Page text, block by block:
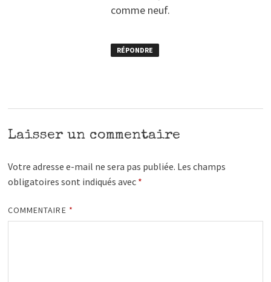
comme neuf.
RÉPONDRE
Laisser un commentaire
Votre adresse e-mail ne sera pas publiée. Les champs
obligatoires sont indiqués avec *
COMMENTAIRE *